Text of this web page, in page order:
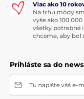
Viac ako 10
Na trhu módy
vyše ako 100
všetky potrebné
chceme, aby bol
Prihláste sa do
Tu napíšte váš e-